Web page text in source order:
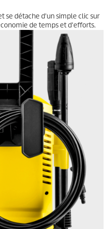
se détache d'un simple clic sur
de temps et d'efforts.